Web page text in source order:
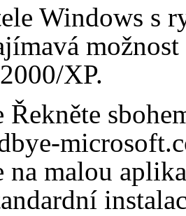
Windows s
XP.
Řekněte
na malou